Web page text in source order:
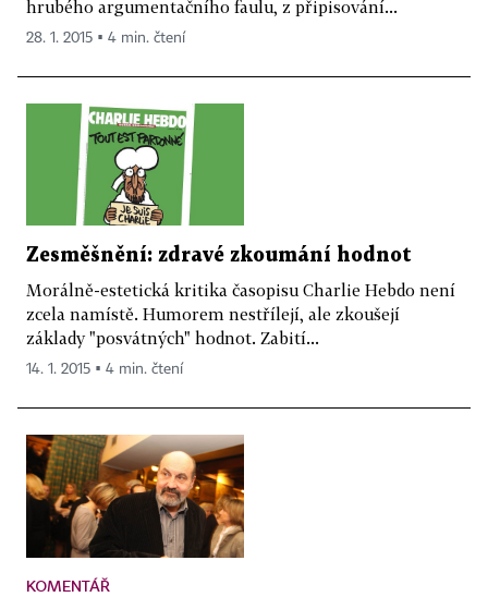
hrubého argumentačního faulu, z připisování...
28. 1. 2015 ▪ 4 min. čtení
Zesměšnění: zdravé zkoumání hodnot
Morálně-estetická kritika časopisu Charlie Hebdo není
zcela namístě. Humorem nestřílejí, ale zkoušejí
základy "posvátných" hodnot. Zabití...
14. 1. 2015 ▪ 4 min. čtení
KOMENTÁŘ